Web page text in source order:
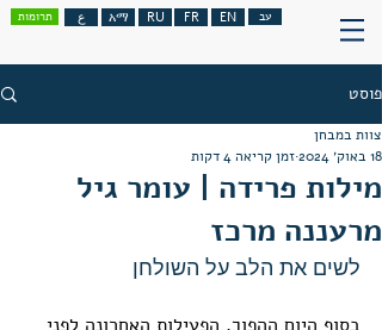
תרומות ع አማ RU FR EN עב
פוסט
מילות פרידה | עומר גיל
מרעננה מרכז
צוות במבחן
18 באוק׳ 2024
זמן קריאה 4 דקות
לשים את הלב על השולחן